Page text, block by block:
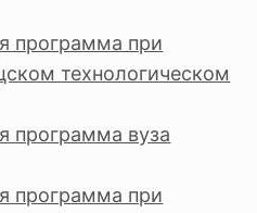
программа при
технологическом
программа вуза
программа при